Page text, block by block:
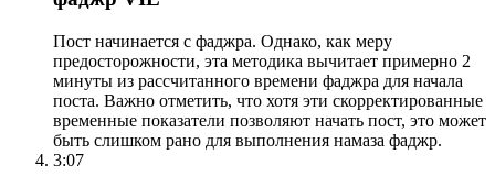
Пост начинается с фаджра. Однако, как меру
предосторожности, эта методика вычитает примерно 2
минуты из рассчитанного времени фаджра для начала
поста. Важно отметить, что хотя эти скорректированные
временные показатели позволяют начать пост, это может
быть слишком рано для выполнения намаза фаджр.
3:07